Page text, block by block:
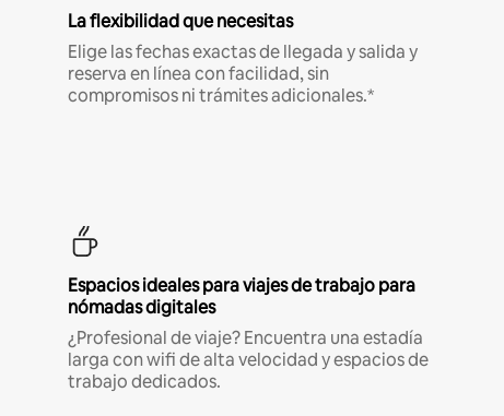
La flexibilidad que necesitas
Elige las fechas exactas de llegada y salida y
reserva en línea con facilidad, sin
compromisos ni trámites adicionales.*
Espacios ideales para viajes de trabajo para
nómadas digitales
¿Profesional de viaje? Encuentra una estadía
larga con wifi de alta velocidad y espacios de
trabajo dedicados.